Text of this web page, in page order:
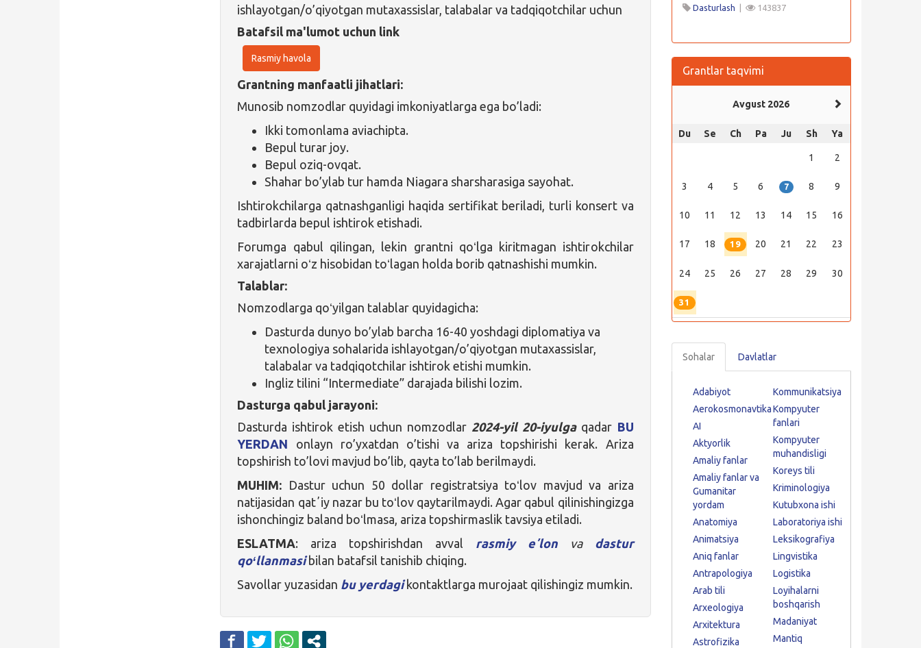
ishlayotgan/o’qiyotgan mutaxassislar, talabalar va tadqiqotchilar uchun
Batafsil ma'lumot uchun link
Rasmiy havola
Grantning manfaatli jihatlari:
Munosib nomzodlar quyidagi imkoniyatlarga ega bo’ladi:
Ikki tomonlama aviachipta.
Bepul turar joy.
Bepul oziq-ovqat.
Shahar bo’ylab tur hamda Niagara sharsharasiga sayohat.
Ishtirokchilarga qatnashganligi haqida sertifikat beriladi, turli konsert va
tadbirlarda bepul ishtirok etishadi.
Forumga qabul qilingan, lekin grantni qoʻlga kiritmagan ishtirokchilar
xarajatlarni oʻz hisobidan toʻlagan holda borib qatnashishi mumkin.
Talablar:
Nomzodlarga qoʻyilgan talablar quyidagicha:
Dasturda dunyo bo’ylab barcha 16-40 yoshdagi diplomatiya va
texnologiya sohalarida ishlayotgan/o’qiyotgan mutaxassislar,
talabalar va tadqiqotchilar ishtirok etishi mumkin.
Ingliz tilini “Intermediate” darajada bilishi lozim.
Dasturga qabul jarayoni:
Dasturda ishtirok etish uchun nomzodlar 2024-yil 20-iyulgaqadar BU
YERDAN onlayn ro’yxatdan o’tishi va ariza topshirishi kerak. Ariza
topshirish to’lovi mavjud bo’lib, qayta to’lab berilmaydi.
MUHIM: Dastur uchun 50 dollar registratsiya toʻlov mavjud va ariza
natijasidan qatʼiy nazar bu toʻlov qaytarilmaydi. Agar qabul qilinishingizga
ishonchingiz baland boʻlmasa, ariza topshirmaslik tavsiya etiladi.
ESLATMA: ariza topshirishdan avval rasmiy eʼlon vadastur
qoʻllanmasibilan batafsil tanishib chiqing.
Savollar yuzasidan bu yerdagikontaktlarga murojaat qilishingiz mumkin.
Dasturlash 143837
Grantlar taqvimi
Avgust 2026
Du Se Ch Pa Ju Sh Ya
1 2
3 4 5 6 7 8 9
10 11 12 13 14 15 16
17 18 19 20 21 22 23
24 25 26 27 28 29 30
31
Sohalar Davlatlar
Adabiyot
Aerokosmonavtika
AI
Aktyorlik
Amaliy fanlar
Amaliy fanlar va
Gumanitar
yordam
Anatomiya
Animatsiya
Aniq fanlar
Antrapologiya
Arab tili
Arxeologiya
Arxitektura
Astrofizika
Kommunikatsiya
Kompyuter
fanlari
Kompyuter
muhandisligi
Koreys tili
Kriminologiya
Kutubxona ishi
Laboratoriya ishi
Leksikografiya
Lingvistika
Logistika
Loyihalarni
boshqarish
Madaniyat
Mantiq